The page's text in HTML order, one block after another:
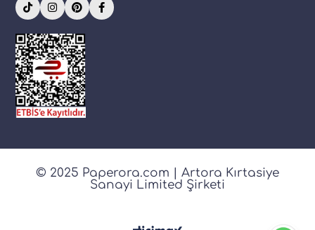
© 2025 Paperora.com | Artora Kırtasiye
Sanayi Limited Şirketi